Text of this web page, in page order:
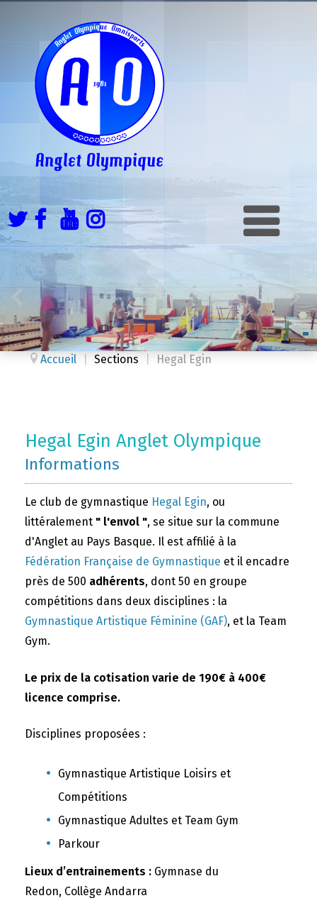
Accueil Sections Hegal Egin
Hegal Egin Anglet Olympique
Informations
Le club de gymnastique Hegal Egin, ou
littéralement " l'envol ", se situe sur la commune
d'Anglet au Pays Basque. Il est affilié à la
Fédération Française de Gymnastique et il encadre
près de 500 adhérents, dont 50 en groupe
compétitions dans deux disciplines : la
Gymnastique Artistique Féminine (GAF), et la Team
Gym.
Le prix de la cotisation varie de 190€ à 400€
licence comprise.
Disciplines proposées :
Gymnastique Artistique Loisirs et
Compétitions
Gymnastique Adultes et Team Gym
Parkour
Lieux d’entrainements : Gymnase du
Redon, Collège Andarra